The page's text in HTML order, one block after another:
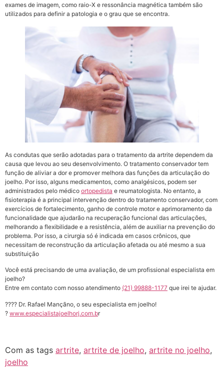
exames de imagem, como raio-X e ressonância magnética também são
utilizados para definir a patologia e o grau que se encontra.
As condutas que serão adotadas para o tratamento da artrite dependem da
causa que levou ao seu desenvolvimento. O tratamento conservador tem
função de aliviar a dor e promover melhora das funções da articulação do
joelho. Por isso, alguns medicamentos, como analgésicos, podem ser
administrados pelo médico ortopedista e reumatologista. No entanto, a
fisioterapia é a principal intervenção dentro do tratamento conservador, com
exercícios de fortalecimento, ganho de controle motor e aprimoramento da
funcionalidade que ajudarão na recuperação funcional das articulações,
melhorando a flexibilidade e a resistência, além de auxiliar na prevenção do
problema. Por isso, a cirurgia só é indicada em casos crônicos, que
necessitam de reconstrução da articulação afetada ou até mesmo a sua
substituição
Você está precisando de uma avaliação, de um profissional especialista em
joelho?
Entre em contato com nosso atendimento (21) 99888-1177 que irei te ajudar.
???? Dr. Rafael Mançãno, o seu especialista em joelho!
? www.especialistajoelhorj.com.br
Com as tags artrite, artrite de joelho, artrite no joelho,
joelho